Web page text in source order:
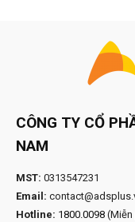
CÔNG TY CỔ
NAM
MST: 0313547231
Email:
Hotline: 1800.0098 (Miễn